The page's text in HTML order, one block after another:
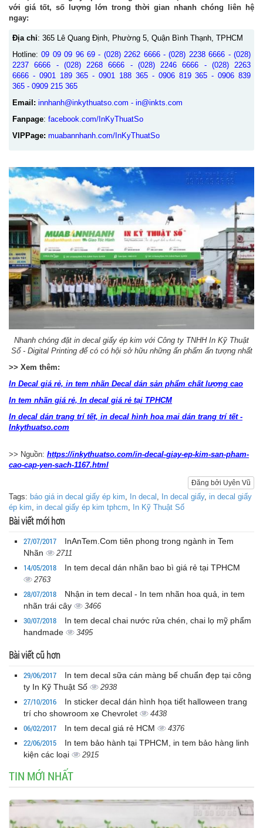
với giá tốt, số lượng lớn trong thời gian nhanh chóng liên hệ
ngay:
Địa chỉ: 365 Lê Quang Định, Phường 5, Quận Bình Thạnh, TPHCM
Hotline:09 09 09 96 69 - (028) 2262 6666-(028) 2238 6666 -(028)
2237 6666 - (028) 2268 6666 - (028) 2246 6666 - (028) 2263
6666 - 0901 189 365 -0901 188 365- 0906 819 365 -0906 839
365 - 0909 215 365
Email: innhanh@inkythuatso.com - in@inkts.com
Fanpage: facebook.com/InKyThuatSo
VIPPage: muabannhanh.com/InKyThuatSo
Nhanh chóng đặt in decal giấy ép kim với Công ty TNHH In Kỹ Thuật
Số - Digital Printing để có có hội sở hữu những ấn phẩm ấn tượng nhất
>> Xem thêm:
In Decal giá rẻ, in tem nhãn Decal dán sản phẩm chất lượng cao
In tem nhãn giá rẻ, In decal giá rẻ tại TPHCM
In decal dán trang trí tết, in decal hình hoa mai dán trang trí tết -
Inkythuatso.com
>> Nguồn: https://inkythuatso.com/in-decal-giay-ep-kim-san-pham-
cao-cap-yen-sach-1167.html
Đăng bởi Uyên Vũ
Tags: báo giá in decal giấy ép kim In decal In decal giấy, in decal giấy
ép kim in decal giấy ép kim tphcm In Kỹ Thuật Số
Bài viết mới hơn
27/07/2017
InAnTem.Com tiên phong trong ngành in Tem
Nhãn
2711
14/05/2018 In tem decal dán nhãn bao bì giá rẻ tại TPHCM
2763
28/07/2018
Nhận in tem decal - In tem nhãn hoa quả, in tem
nhãn trái cây
3466
30/07/2018
In tem decal chai nước rửa chén, chai lọ mỹ phẩm
handmade
3495
Bài viết cũ hơn
29/06/2017
In tem decal sữa cán màng bế chuẩn đẹp tại công
ty In Kỹ Thuật Số
2938
27/10/2016
In sticker decal dán hình họa tiết halloween trang
trí cho showroom xe Chevrolet
4438
06/02/2017 In tem decal giá rẻ HCM 4376
22/06/2015
In tem bảo hành tại TPHCM, in tem bảo hàng linh
kiện các loại
2915
TIN MỚI NHẤT